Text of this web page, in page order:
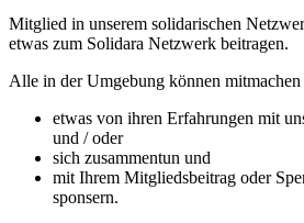
Mitglied in unserem solidarischen
etwas zum Solidara Netzwerk beitragen.
Alle in der Umgebung können mitmachen
etwas von ihren Erfahrungen mit
und / oder
sich zusammentun und
mit Ihrem Mitgliedsbeitrag oder
sponsern.